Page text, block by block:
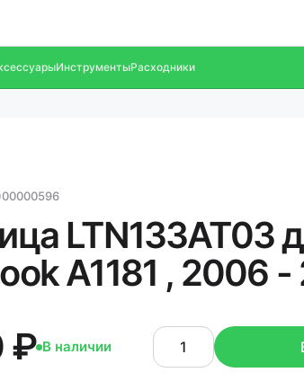
ИнструментыРасходники
LTN133AT03
A1181 , 2006
₽ В наличии